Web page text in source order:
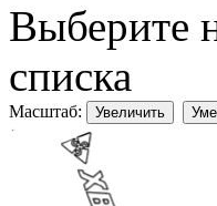
Выберите
списка
Масштаб: Увеличить